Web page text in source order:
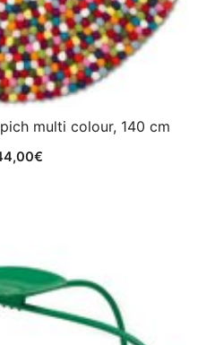
multi colour, 140 cm
€